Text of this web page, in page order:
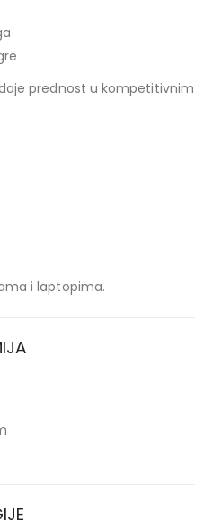
prednost u kompetitivnim
i laptopima.